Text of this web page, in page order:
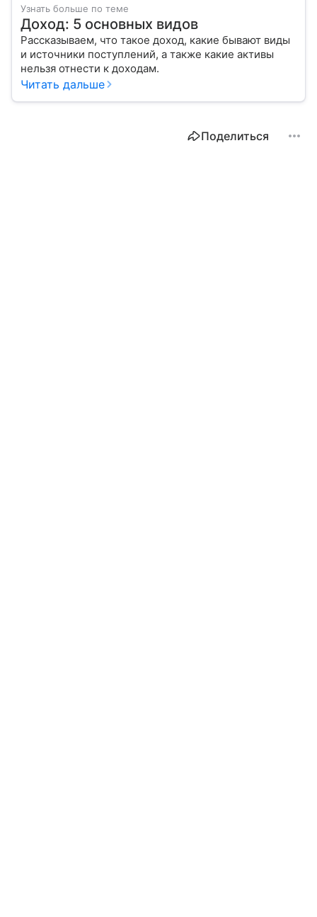
Узнать больше по теме
Доход: 5 основных видов
Рассказываем, что такое доход, какие бывают виды
и источники поступлений, а также какие активы
нельзя отнести к доходам.
Читать дальше
Поделиться